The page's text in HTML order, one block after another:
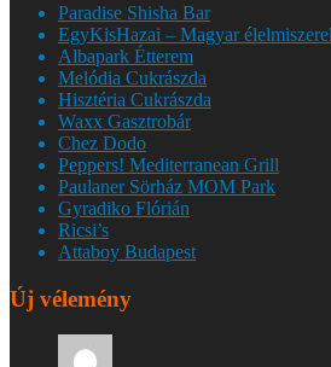
Paradise Shisha Bar
EgyKisHazai – Magyar
Albapark Étterem
Melódia Cukrászda
Hisztéria Cukrászda
Waxx Gasztrobár
Chez Dodo
Peppers! Mediterranean Grill
Paulaner Sörház MOM Park
Gyradiko Flórián
Ricsi’s
Attaboy Budapest
Új vélemény